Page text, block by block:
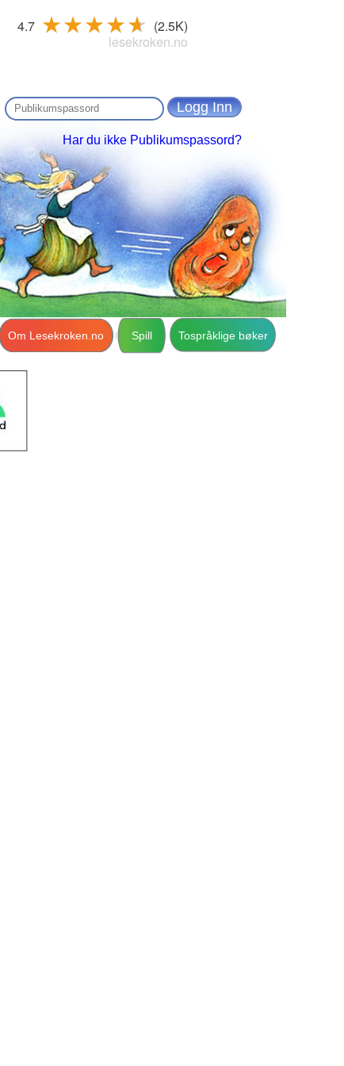
(2.5K)
4.7
lesekroken.no
Har du ikke Publikumspassord?
Om Lesekroken.no Spill Tospråklige bøker